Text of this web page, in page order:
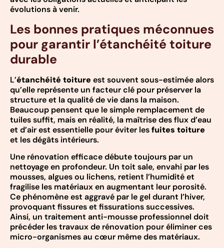
évolutions à venir.
Les bonnes pratiques méconnues
pour garantir l’étanchéité toiture
durable
L’étanchéité toiture est souvent sous-estimée alors
qu’elle représente un facteur clé pour préserver la
structure et la qualité de vie dans la maison.
Beaucoup pensent que le simple remplacement de
tuiles suffit, mais en réalité, la maîtrise des flux d’eau
et d’air est essentielle pour éviter lesfuites toiture
et les dégâts intérieurs.
Une rénovation efficace débute toujours par un
nettoyage en profondeur. Un toit sale, envahi par les
mousses, algues ou lichens, retient l’humidité et
fragilise les matériaux en augmentant leur porosité.
Ce phénomène est aggravé par le gel durant l’hiver,
provoquant fissures et fissurations successives.
Ainsi, un traitement anti-mousse professionnel doit
précéder les travaux de rénovation pour éliminer ces
micro-organismes au cœur même des matériaux.